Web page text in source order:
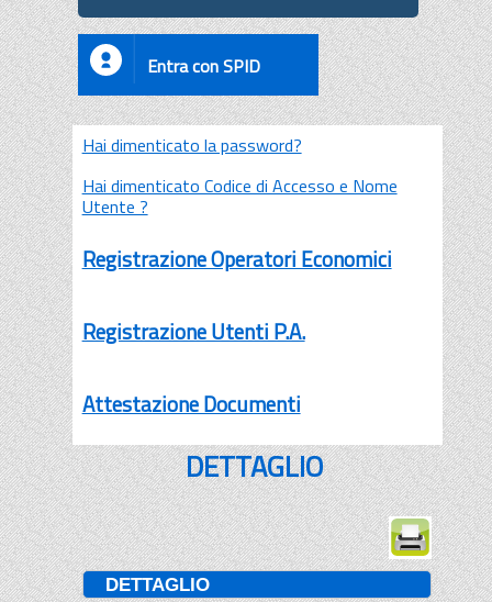
Entra con SPID
Hai dimenticato la password?
Hai dimenticato Codice di Accesso e Nome
Utente ?
Registrazione Operatori Economici
Registrazione Utenti P.A.
Attestazione Documenti
DETTAGLIO
DETTAGLIO